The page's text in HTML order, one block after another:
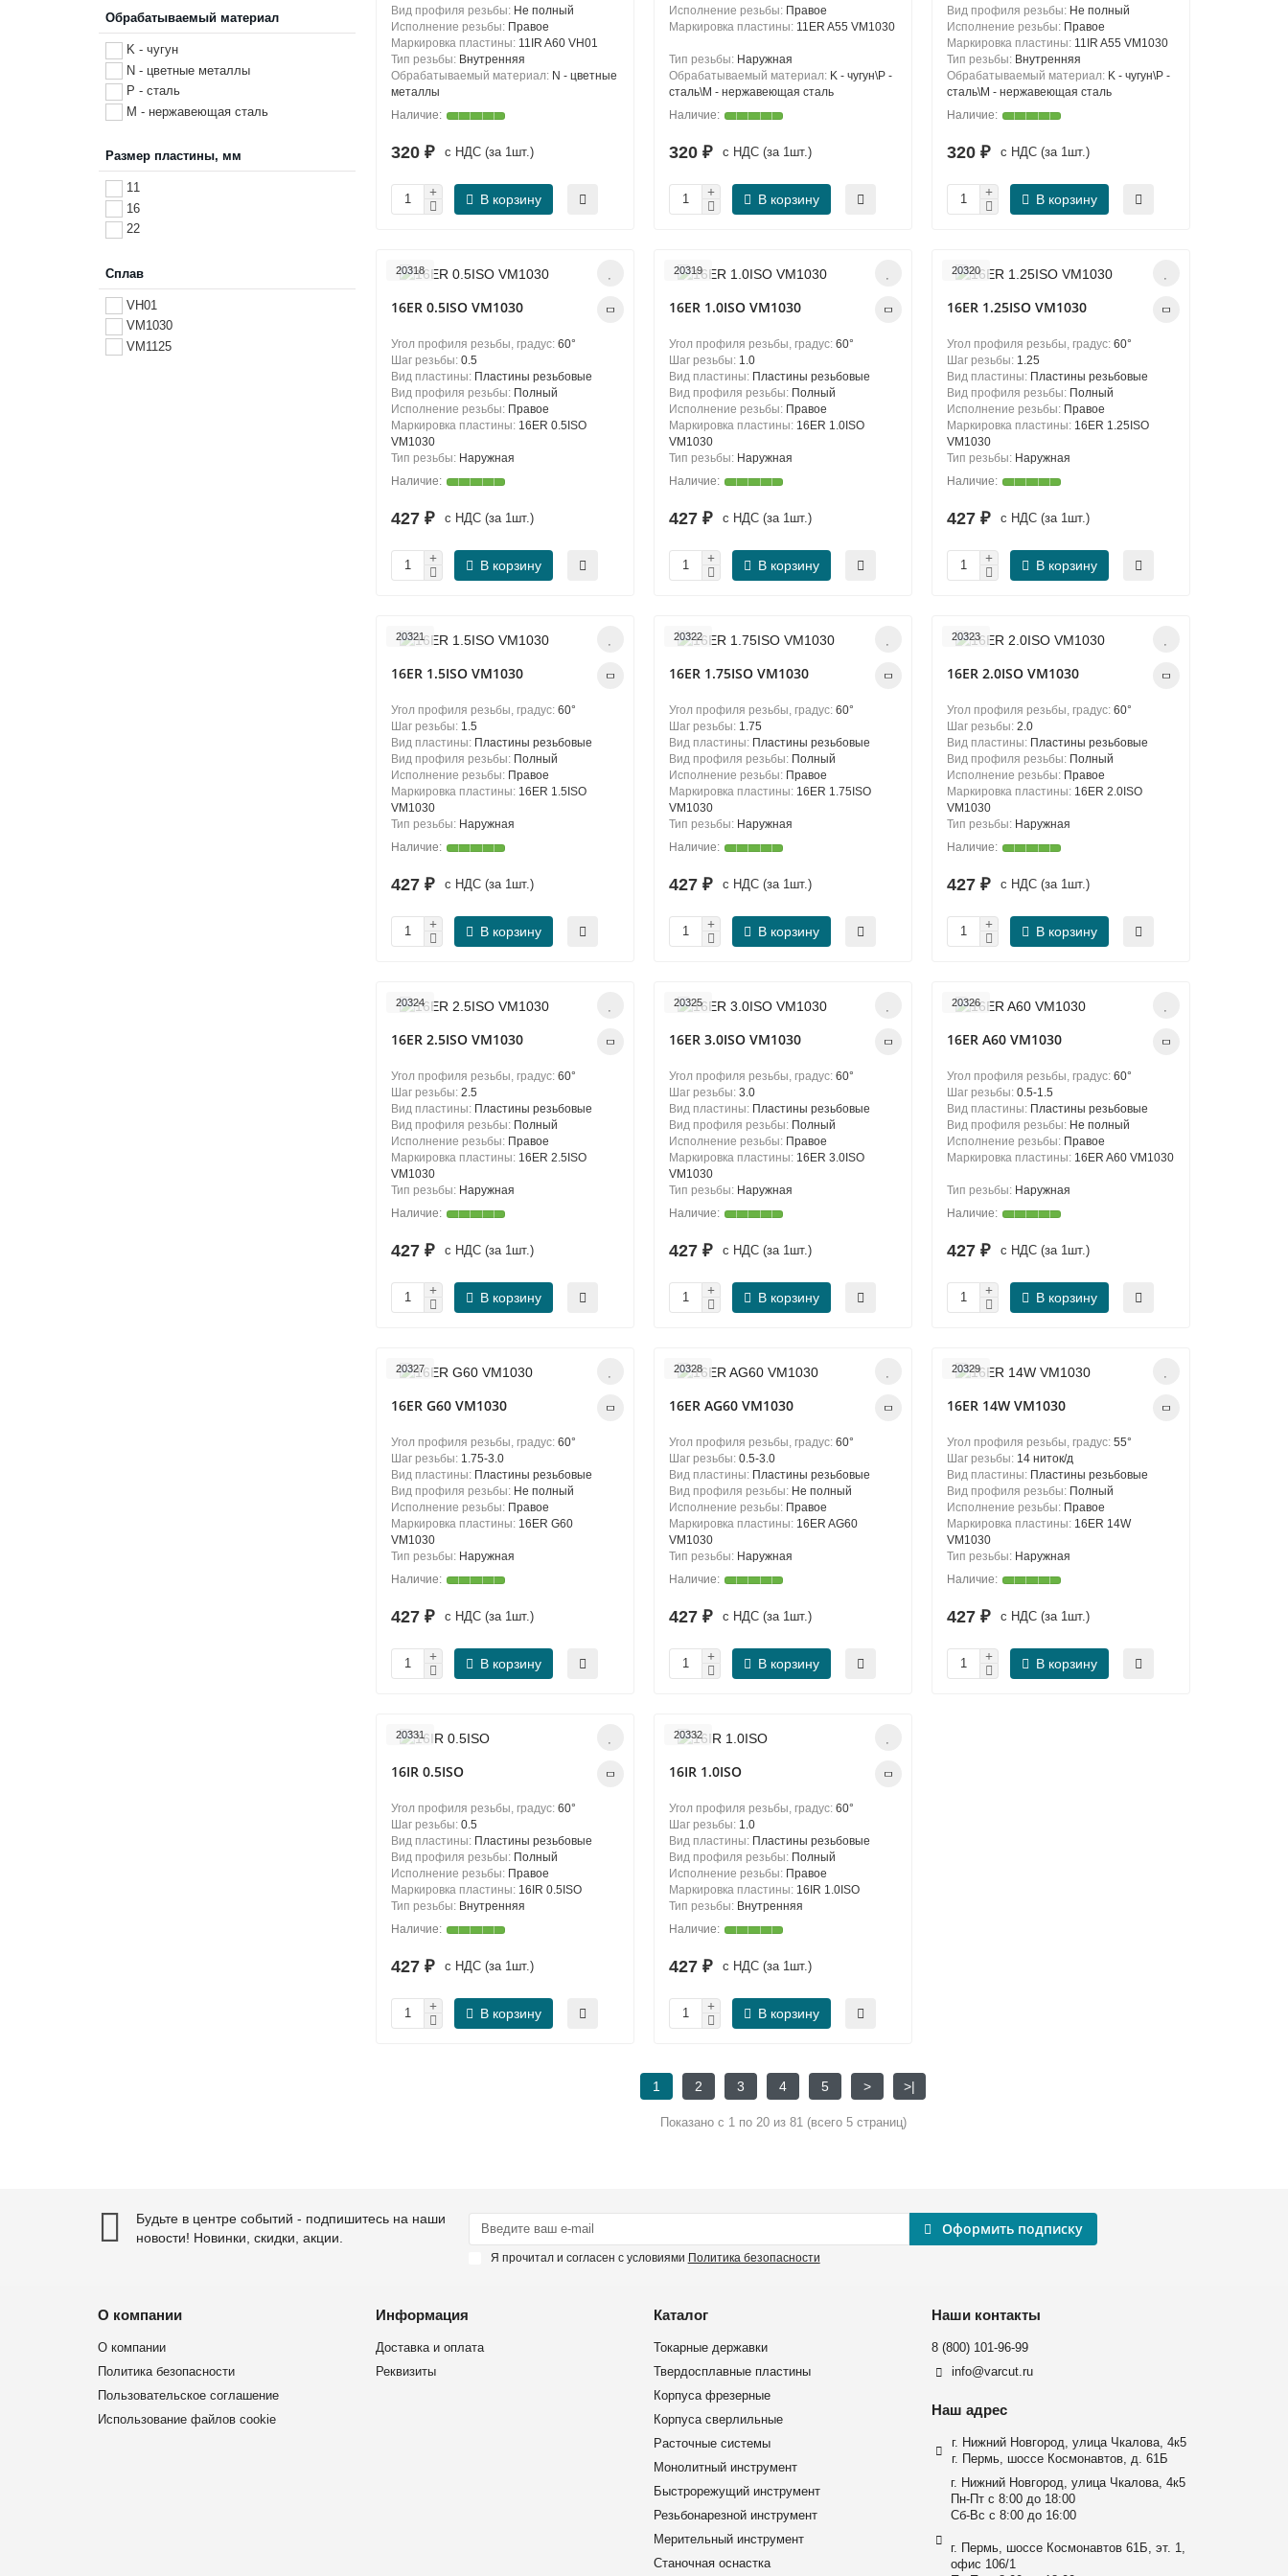
Обрабатываемый материал
K - чугун
N - цветные металлы
P - сталь
М - нержавеющая сталь
Размер пластины, мм
11
16
22
Сплав
VH01
VM1030
VM1125
Вид профиля резьбы: Не полный
Исполнение резьбы: Правое
Маркировка пластины: 11IR A60 VH01
Тип резьбы: Внутренняя
Обрабатываемый материал: N - цветные
металлы
320 ₽ с НДС (за 1шт.)
В корзину
Исполнение резьбы: Правое
Маркировка пластины: 11ER A55 VM1030
Тип резьбы: Наружная
Обрабатываемый материал: K - чугун\P -
сталь\М - нержавеющая сталь
320 ₽ с НДС (за 1шт.)
В корзину
Вид профиля резьбы: Не полный
Исполнение резьбы: Правое
Маркировка пластины: 11IR A55 VM1030
Тип резьбы: Внутренняя
Обрабатываемый материал: K - чугун\P -
сталь\М - нержавеющая сталь
320 ₽ с НДС (за 1шт.)
В корзину
20318
16ER 0.5ISO VM1030
Угол профиля резьбы, градус: 60°
Шаг резьбы: 0.5
Вид пластины: Пластины резьбовые
Вид профиля резьбы: Полный
Исполнение резьбы: Правое
Маркировка пластины: 16ER 0.5ISO
VM1030
Тип резьбы: Наружная
427 ₽ с НДС (за 1шт.)
В корзину
20319
16ER 1.0ISO VM1030
Угол профиля резьбы, градус: 60°
Шаг резьбы: 1.0
Вид пластины: Пластины резьбовые
Вид профиля резьбы: Полный
Исполнение резьбы: Правое
Маркировка пластины: 16ER 1.0ISO
VM1030
Тип резьбы: Наружная
427 ₽ с НДС (за 1шт.)
В корзину
20320
16ER 1.25ISO VM1030
Угол профиля резьбы, градус: 60°
Шаг резьбы: 1.25
Вид пластины: Пластины резьбовые
Вид профиля резьбы: Полный
Исполнение резьбы: Правое
Маркировка пластины: 16ER 1.25ISO
VM1030
Тип резьбы: Наружная
427 ₽ с НДС (за 1шт.)
В корзину
20321
16ER 1.5ISO VM1030
Угол профиля резьбы, градус: 60°
Шаг резьбы: 1.5
Вид пластины: Пластины резьбовые
Вид профиля резьбы: Полный
Исполнение резьбы: Правое
Маркировка пластины: 16ER 1.5ISO
VM1030
Тип резьбы: Наружная
427 ₽ с НДС (за 1шт.)
В корзину
20322
16ER 1.75ISO VM1030
Угол профиля резьбы, градус: 60°
Шаг резьбы: 1.75
Вид пластины: Пластины резьбовые
Вид профиля резьбы: Полный
Исполнение резьбы: Правое
Маркировка пластины: 16ER 1.75ISO
VM1030
Тип резьбы: Наружная
427 ₽ с НДС (за 1шт.)
В корзину
20323
16ER 2.0ISO VM1030
Угол профиля резьбы, градус: 60°
Шаг резьбы: 2.0
Вид пластины: Пластины резьбовые
Вид профиля резьбы: Полный
Исполнение резьбы: Правое
Маркировка пластины: 16ER 2.0ISO
VM1030
Тип резьбы: Наружная
427 ₽ с НДС (за 1шт.)
В корзину
20324
16ER 2.5ISO VM1030
Угол профиля резьбы, градус: 60°
Шаг резьбы: 2.5
Вид пластины: Пластины резьбовые
Вид профиля резьбы: Полный
Исполнение резьбы: Правое
Маркировка пластины: 16ER 2.5ISO
VM1030
Тип резьбы: Наружная
427 ₽ с НДС (за 1шт.)
В корзину
20325
16ER 3.0ISO VM1030
Угол профиля резьбы, градус: 60°
Шаг резьбы: 3.0
Вид пластины: Пластины резьбовые
Вид профиля резьбы: Полный
Исполнение резьбы: Правое
Маркировка пластины: 16ER 3.0ISO
VM1030
Тип резьбы: Наружная
427 ₽ с НДС (за 1шт.)
В корзину
20326
16ER A60 VM1030
Угол профиля резьбы, градус: 60°
Шаг резьбы: 0.5-1.5
Вид пластины: Пластины резьбовые
Вид профиля резьбы: Не полный
Исполнение резьбы: Правое
Маркировка пластины: 16ER A60 VM1030
Тип резьбы: Наружная
427 ₽ с НДС (за 1шт.)
В корзину
20327
16ER G60 VM1030
Угол профиля резьбы, градус: 60°
Шаг резьбы: 1.75-3.0
Вид пластины: Пластины резьбовые
Вид профиля резьбы: Не полный
Исполнение резьбы: Правое
Маркировка пластины: 16ER G60
VM1030
Тип резьбы: Наружная
427 ₽ с НДС (за 1шт.)
В корзину
20328
16ER AG60 VM1030
Угол профиля резьбы, градус: 60°
Шаг резьбы: 0.5-3.0
Вид пластины: Пластины резьбовые
Вид профиля резьбы: Не полный
Исполнение резьбы: Правое
Маркировка пластины: 16ER AG60
VM1030
Тип резьбы: Наружная
427 ₽ с НДС (за 1шт.)
В корзину
20329
16ER 14W VM1030
Угол профиля резьбы, градус: 55°
Шаг резьбы: 14 ниток/д
Вид пластины: Пластины резьбовые
Вид профиля резьбы: Полный
Исполнение резьбы: Правое
Маркировка пластины: 16ER 14W
VM1030
Тип резьбы: Наружная
427 ₽ с НДС (за 1шт.)
В корзину
20331
16IR 0.5ISO
Угол профиля резьбы, градус: 60°
Шаг резьбы: 0.5
Вид пластины: Пластины резьбовые
Вид профиля резьбы: Полный
Исполнение резьбы: Правое
Маркировка пластины: 16IR 0.5ISO
Тип резьбы: Внутренняя
427 ₽ с НДС (за 1шт.)
В корзину
20332
16IR 1.0ISO
Угол профиля резьбы, градус: 60°
Шаг резьбы: 1.0
Вид пластины: Пластины резьбовые
Вид профиля резьбы: Полный
Исполнение резьбы: Правое
Маркировка пластины: 16IR 1.0ISO
Тип резьбы: Внутренняя
427 ₽ с НДС (за 1шт.)
В корзину
1 2 3 4 5 > >|
Показано с 1 по 20 из 81 (всего 5 страниц)
Будьте в центре событий - подпишитесь на наши
новости! Новинки, скидки, акции.
Оформить подписку
Я прочитал и согласен с условиями Политика безопасности
О компании
О компании
Политика безопасности
Пользовательское соглашение
Использование файлов cookie
Информация
Доставка и оплата
Реквизиты
Каталог
Токарные державки
Твердосплавные пластины
Корпуса фрезерные
Корпуса сверлильные
Расточные системы
Монолитный инструмент
Быстрорежущий инструмент
Резьбонарезной инструмент
Мерительный инструмент
Станочная оснастка
Наши контакты
8 (800) 101-96-99
info@varcut.ru
Наш адрес
г. Нижний Новгород, улица Чкалова, 4к5
г. Пермь, шоссе Космонавтов, д. 61Б
г. Нижний Новгород, улица Чкалова, 4к5
Пн-Пт с 8:00 до 18:00
Сб-Вс с 8:00 до 16:00
г. Пермь, шоссе Космонавтов 61Б, эт. 1,
офис 106/1